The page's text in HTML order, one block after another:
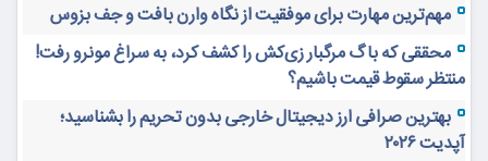
مهم‌ترین مهارت برای موفقیت از نگاه وارن بافت و جف بزوس
محققی که باگ مرگبار زی‌کش را کشف کرد، به سراغ مونرو رفت!
منتظر سقوط قیمت باشیم؟
بهترین صرافی ارز دیجیتال خارجی بدون تحریم را بشناسید؛
آپدیت ۲۰۲۶